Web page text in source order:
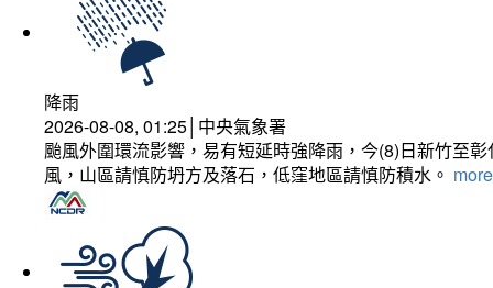
降雨
2026-08-08, 01:25│中央氣象署
颱風外圍環流影響，易有短延時強降雨，今(8)日新竹至
風，山區請慎防坍方及落石，低窪地區請慎防積水。